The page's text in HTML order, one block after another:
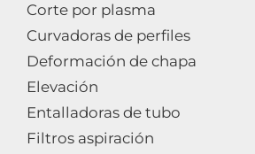
Corte por plasma
Curvadoras de perfiles
Deformación de chapa
Elevación
Entalladoras de tubo
Filtros aspiración